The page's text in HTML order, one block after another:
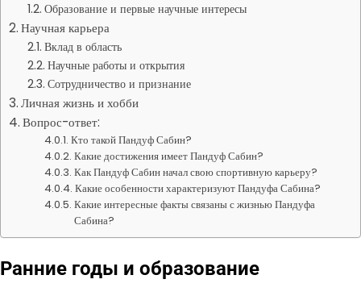
Образование и первые научные интересы
Научная карьера
Вклад в область
Научные работы и открытия
Сотрудничество и признание
Личная жизнь и хобби
Вопрос-ответ:
Кто такой Пандуф Сабин?
Какие достижения имеет Пандуф Сабин?
Как Пандуф Сабин начал свою спортивную карьеру?
Какие особенности характеризуют Пандуфа Сабина?
Какие интересные факты связаны с жизнью Пандуфа
Сабина?
Ранние годы и образование